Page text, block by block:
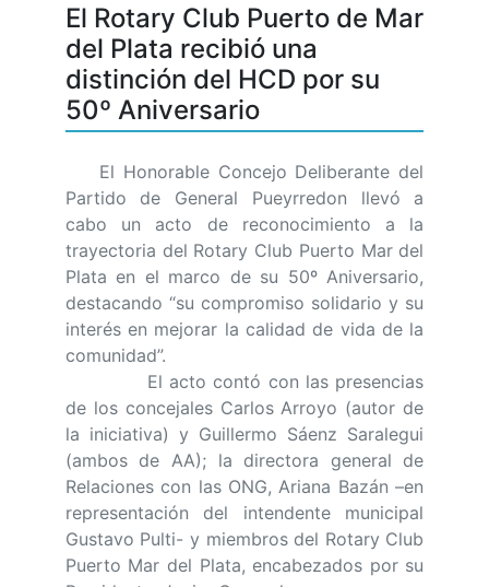
El Rotary Club Puerto de Mar
del Plata recibió una
distinción del HCD por su
50º Aniversario
El Honorable Concejo Deliberante del
Partido de General Pueyrredon llevó a
cabo un acto de reconocimiento a la
trayectoria del Rotary Club Puerto Mar del
Plata en el marco de su 50º Aniversario,
destacando “su compromiso solidario y su
interés en mejorar la calidad de vida de la
comunidad”.
El acto contó con las presencias
de los concejales Carlos Arroyo (autor de
la iniciativa) y Guillermo Sáenz Saralegui
(ambos de AA); la directora general de
Relaciones con las ONG, Ariana Bazán –en
representación del intendente municipal
Gustavo Pulti- y miembros del Rotary Club
Puerto Mar del Plata, encabezados por su